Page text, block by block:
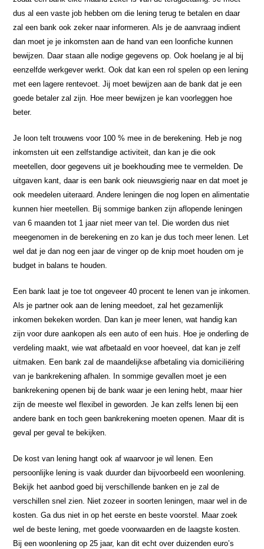
dus al een vaste job hebben om die lening terug te betalen en daar
zal een bank ook zeker naar informeren. Als je de aanvraag indient
dan moet je je inkomsten aan de hand van een loonfiche kunnen
bewijzen. Daar staan alle nodige gegevens op. Ook hoelang je al bij
eenzelfde werkgever werkt. Ook dat kan een rol spelen op een lening
met een lagere rentevoet. Jij moet bewijzen aan de bank dat je een
goede betaler zal zijn. Hoe meer bewijzen je kan voorleggen hoe
beter.
Je loon telt trouwens voor 100 % mee in de berekening. Heb je nog
inkomsten uit een zelfstandige activiteit, dan kan je die ook
meetellen, door gegevens uit je boekhouding mee te vermelden. De
uitgaven kant, daar is een bank ook nieuwsgierig naar en dat moet je
ook meedelen uiteraard. Andere leningen die nog lopen en alimentatie
kunnen hier meetellen. Bij sommige banken zijn aflopende leningen
van 6 maanden tot 1 jaar niet meer van tel. Die worden dus niet
meegenomen in de berekening en zo kan je dus toch meer lenen. Let
wel dat je dan nog een jaar de vinger op de knip moet houden om je
budget in balans te houden.
Een bank laat je toe tot ongeveer 40 procent te lenen van je inkomen.
Als je partner ook aan de lening meedoet, zal het gezamenlijk
inkomen bekeken worden. Dan kan je meer lenen, wat handig kan
zijn voor dure aankopen als een auto of een huis. Hoe je onderling de
verdeling maakt, wie wat afbetaald en voor hoeveel, dat kan je zelf
uitmaken. Een bank zal de maandelijkse afbetaling via domiciliëring
van je bankrekening afhalen. In sommige gevallen moet je een
bankrekening openen bij de bank waar je een lening hebt, maar hier
zijn de meeste wel flexibel in geworden. Je kan zelfs lenen bij een
andere bank en toch geen bankrekening moeten openen. Maar dit is
geval per geval te bekijken.
De kost van lening hangt ook af waarvoor je wil lenen. Een
persoonlijke lening is vaak duurder dan bijvoorbeeld een woonlening.
Bekijk het aanbod goed bij verschillende banken en je zal de
verschillen snel zien. Niet zozeer in soorten leningen, maar wel in de
kosten. Ga dus niet in op het eerste en beste voorstel. Maar zoek
wel de beste lening, met goede voorwaarden en de laagste kosten.
Bij een woonlening op 25 jaar, kan dit echt over duizenden euro’s